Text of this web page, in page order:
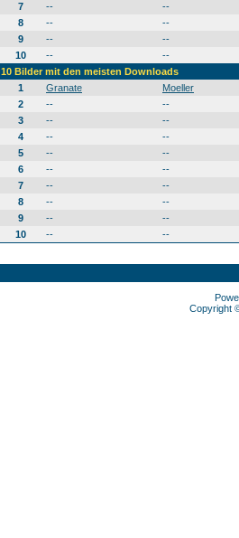
7
--
--
8
--
--
9
--
--
10
--
--
10 Bilder mit den meisten Downloads
1
Granate
Moeller
2
--
--
3
--
--
4
--
--
5
--
--
6
--
--
7
--
--
8
--
--
9
--
--
10
-- --
Copyright